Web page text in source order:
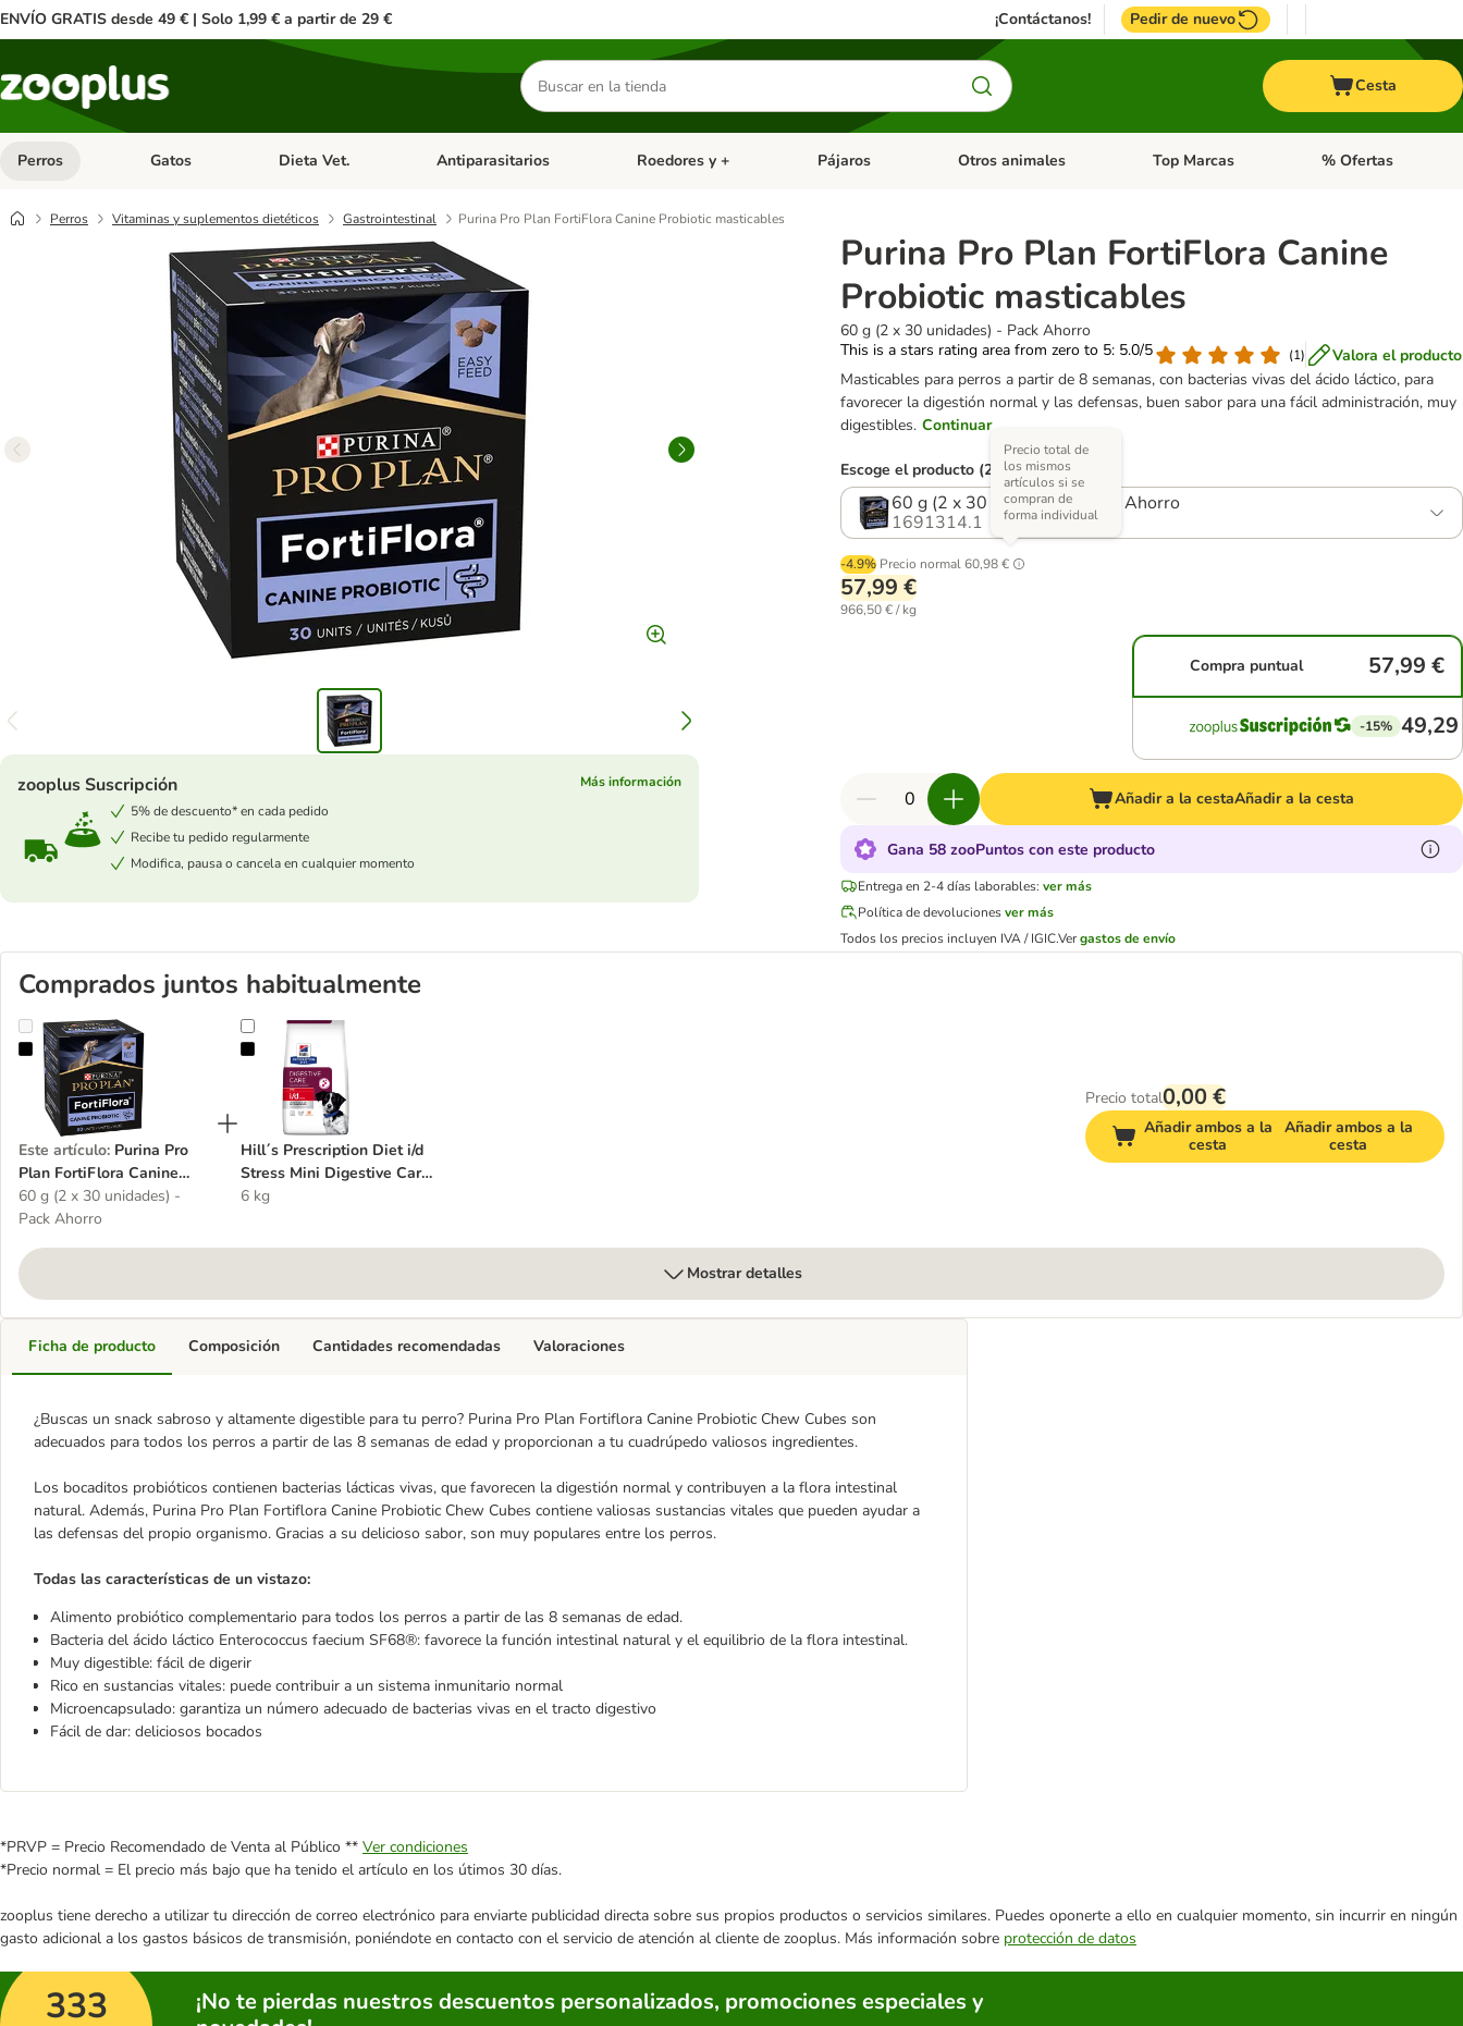
ENVÍO GRATIS desde 49 € | Solo 1,99 € a partir de 29 € ¡Contáctanos! Pedir de nuevo
Buscar
productos
Cesta
Perros Menú de categoria abierto: Perros
Gatos Menú de categoria abierto: Gatos
Dieta Vet. Menú de categoria abierto: Dieta Vet.
Antiparasitarios Menú de categoria abierto: Antiparasitarios
Roedores y + Menú de categoria abierto: Roedores y +
Pájaros Menú de categoria abierto: Pájaros
Otros animales Menú de categoria abierto: Otros animales
Top Marcas Menú de categoria
% Ofertas
Perros Vitaminas y suplementos dietéticos Gastrointestinal Purina Pro Plan FortiFlora Canine Probiotic masticables
Purina Pro Plan FortiFlora Canine
Probiotic masticables
60 g (2 x 30 unidades) - Pack Ahorro
This is a stars rating area from zero to 5: 5.0/5
(1)
Valora el producto
Masticables para perros a partir de 8 semanas, con bacterias vivas del ácido láctico, para
favorecer la digestión normal y las defensas, buen sabor para una fácil administración, muy
digestibles. Continuar
zooplus Suscripción
Más información
5% de descuento* en cada pedido
Recibe tu pedido regularmente
Modifica, pausa o cancela en cualquier momento
Escoge el producto (2 opciones)
60 g (2 x 30 unidades) - Pack Ahorro
1691314.1
-4.9% Precio normal 60,98 €
Precio total de
los mismos
artículos si se
compran de
forma individual
57,99 €
966,50 € / kg
Compra puntual 57,99 €
-15%
Añadir a la cestaAñadir a la cesta
Gana 58 zooPuntos con este producto
Entrega en 2-4 días laborables: ver más
Política de devoluciones ver más
Todos los precios incluyen IVA / IGIC.Vergastos de envío
Comprados juntos habitualmente
Purina Pro Plan FortiFlora Canine Probiotic masticables
Este artículo: Purina Pro
Plan FortiFlora Canine
Probiotic masticables
60 g (2 x 30 unidades) -
Pack Ahorro
Hill´s Prescription Diet i/d Stress Mini Digestive Care pienso para perros
Hill´s Prescription Diet i/d
Stress Mini Digestive Care
pienso para perros
6 kg
Precio total0,00 €
Añadir ambos a la
cesta
Añadir ambos a la
cesta
Mostrar detalles
Ficha de producto
¿Buscas un snack sabroso y altamente digestible para tu perro? Purina Pro Plan Fortiflora Canine Probiotic Chew Cubes son
adecuados para todos los perros a partir de las 8 semanas de edad y proporcionan a tu cuadrúpedo valiosos ingredientes.
Los bocaditos probióticos contienen bacterias lácticas vivas, que favorecen la digestión normal y contribuyen a la flora intestinal
natural. Además, Purina Pro Plan Fortiflora Canine Probiotic Chew Cubes contiene valiosas sustancias vitales que pueden ayudar a
las defensas del propio organismo. Gracias a su delicioso sabor, son muy populares entre los perros.
Todas las características de un vistazo:
Alimento probiótico complementario para todos los perros a partir de las 8 semanas de edad.
Bacteria del ácido láctico Enterococcus faecium SF68®: favorece la función intestinal natural y el equilibrio de la flora intestinal.
Muy digestible: fácil de digerir
Rico en sustancias vitales: puede contribuir a un sistema inmunitario normal
Microencapsulado: garantiza un número adecuado de bacterias vivas en el tracto digestivo
Fácil de dar: deliciosos bocados
Composición Cantidades recomendadas Valoraciones
*PRVP = Precio Recomendado de Venta al Público ** Ver condiciones
*Precio normal = El precio más bajo que ha tenido el artículo en los útimos 30 días.
zooplus tiene derecho a utilizar tu dirección de correo electrónico para enviarte publicidad directa sobre sus propios productos o servicios similares. Puedes oponerte a ello en cualquier momento, sin incurrir en ningún
gasto adicional a los gastos básicos de transmisión, poniéndote en contacto con el servicio de atención al cliente de zooplus. Más información sobre protección de datos
333
¡No te pierdas nuestros descuentos personalizados, promociones especiales y